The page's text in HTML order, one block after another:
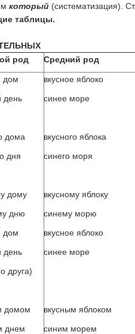
который (систематизация).
таблицы.
род Средний род
дом
день
дома
дня
дому
дню
дом
день
друга)
домом
днем
вкусное яблоко
синее море
вкусного яблока
синего моря
вкусному яблоку
синему морю
вкусное яблоко
синее море
вкусным яблоком
синим морем